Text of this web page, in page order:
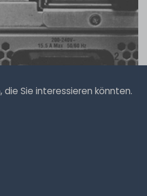
Sie interessieren könnten.